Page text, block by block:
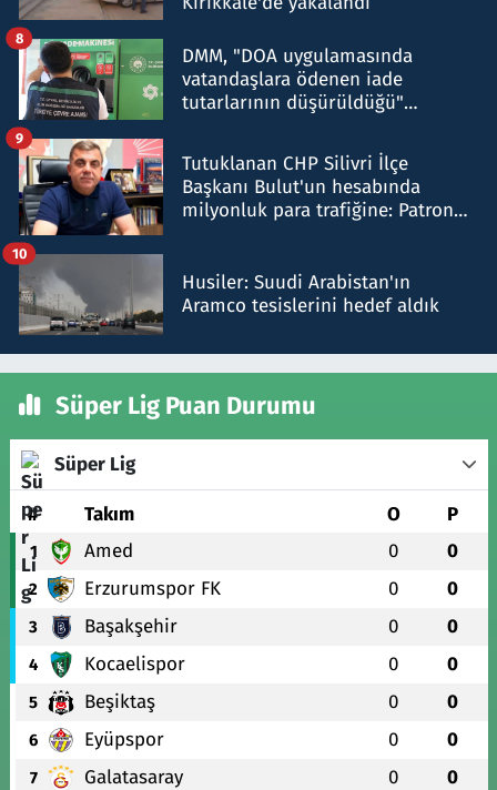
DMM, "DOA uygulamasında
vatandaşlara ödenen iade
tutarlarının düşürüldüğü"
8
Tutuklanan CHP Silivri İlçe
Başkanı Bulut'un hesabında
milyonluk para trafiğine: Patron
9
Husiler: Suudi Arabistan'ın
Aramco tesislerini hedef aldık
10
Süper Lig Puan Durumu
Süper Lig
# Takım O P
1 Amed 0 0
2 Erzurumspor FK 0 0
3 Başakşehir 0 0
4 Kocaelispor 0 0
5 Beşiktaş 0 0
6 Eyüpspor 0 0
7 Galatasaray 0 0